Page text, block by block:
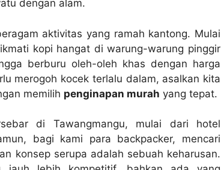
dengan alam.
aktivitas yang ramah kantong. Mulai
kopi hangat di warung-warung pinggir
berburu oleh-oleh khas dengan harga
merogoh kocek terlalu dalam, asalkan kita
memilih penginapan murah yang tepat.
di Tawangmangu, mulai dari hotel
bagi kami para backpacker, mencari
konsep serupa adalah sebuah keharusan.